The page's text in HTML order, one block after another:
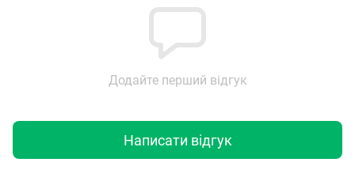
Додайте перший відгук
Написати відгук